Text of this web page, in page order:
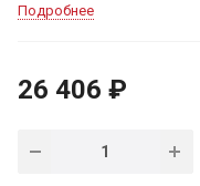
Подробнее
26 406 ₽